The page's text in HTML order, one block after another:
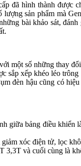
đã hình thành được
sản phẩm mà
bài khảo sát,
một số những thay
sắp xếp khéo léo
đèn hậu cũng có
giữa bảng điều
xóc điện tử, lọc
3,3T và cuối cùng là